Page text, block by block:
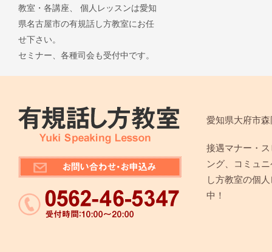
教室・各講座、 個人レッスンは愛知
県名古屋市の有規話し方教室にお任
せ下さい。
セミナー、各種司会も受付中です。
愛知県大府市
接遇マナー・
ング、コミュ
し方教室の個
中！